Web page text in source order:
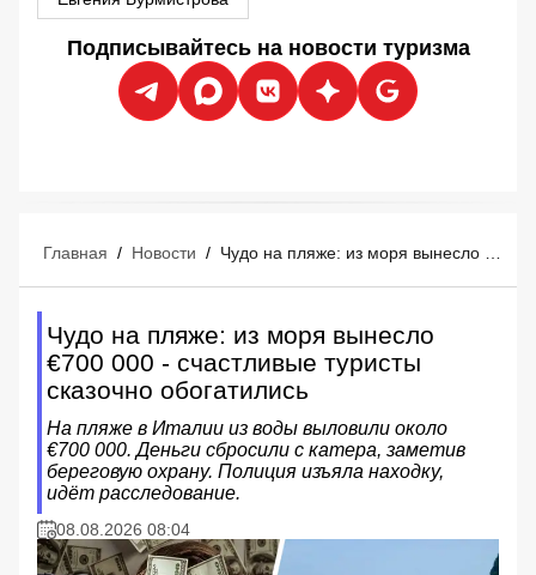
Подписывайтесь на новости туризма
Главная / Новости /
Чудо на пляже: из моря вынесло
€700 000 - счастливые туристы
сказочно обогатились
На пляже в Италии из воды выловили около
€700 000. Деньги сбросили с катера, заметив
береговую охрану. Полиция изъяла находку,
идёт расследование.
08.08.2026 08:04